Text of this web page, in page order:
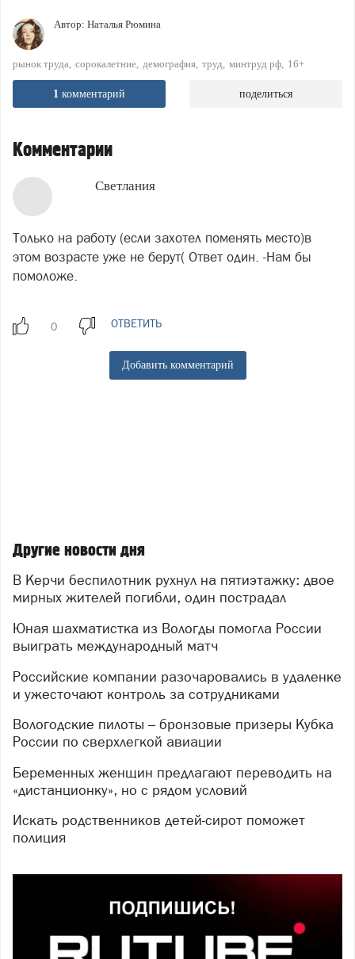
Автор: Наталья Рюмина
рынок труда сорокалетние демография труд минтруд рф 16+
1 комментарий поделиться
Комментарии
Светлания
Только на работу (если захотел поменять место)в
этом возрасте уже не берут( Ответ один. -Нам бы
помоложе.
ОТВЕТИТЬ
Добавить комментарий
Другие новости дня
В Керчи беспилотник рухнул на пятиэтажку: двое
мирных жителей погибли, один пострадал
Юная шахматистка из Вологды помогла России
выиграть международный матч
Российские компании разочаровались в удаленке
и ужесточают контроль за сотрудниками
Вологодские пилоты – бронзовые призеры Кубка
России по сверхлегкой авиации
Беременных женщин предлагают переводить на
«дистанционку», но с рядом условий
Искать родственников детей-сирот поможет
полиция